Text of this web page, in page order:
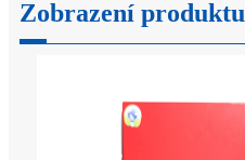
Zobrazení produktu